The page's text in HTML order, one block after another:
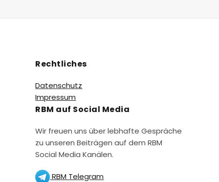
Rechtliches
Datenschutz
Impressum
RBM auf Social Media
Wir freuen uns über lebhafte Gespräche
zu unseren Beiträgen auf dem RBM
Social Media Kanälen.
RBM Telegram